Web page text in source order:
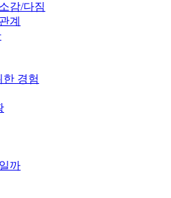
감/다짐
계
한 경험
까